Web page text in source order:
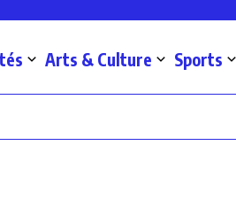
Arts & Culture Sports